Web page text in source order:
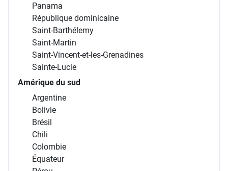
Panama
République dominicaine
Saint-Barthélemy
Saint-Martin
Saint-Vincent-et-les-Grenadines
Sainte-Lucie
Amérique du sud
Argentine
Bolivie
Brésil
Chili
Colombie
Équateur